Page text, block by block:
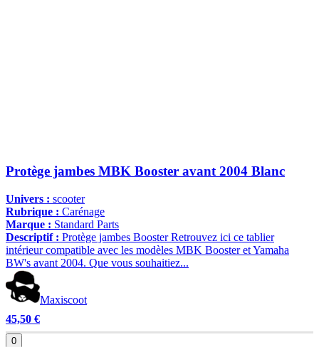
Protège jambes MBK Booster avant 2004 Blanc
Univers : scooter
Rubrique : Carénage
Marque : Standard Parts
Descriptif : Protège jambes Booster Retrouvez ici ce tablier
intérieur compatible avec les modèles MBK Booster et Yamaha
BW's avant 2004. Que vous souhaitiez...
Maxiscoot
45,50 €
0